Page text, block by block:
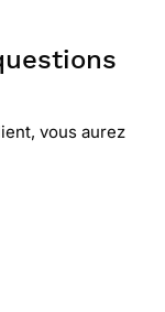
vous aurez